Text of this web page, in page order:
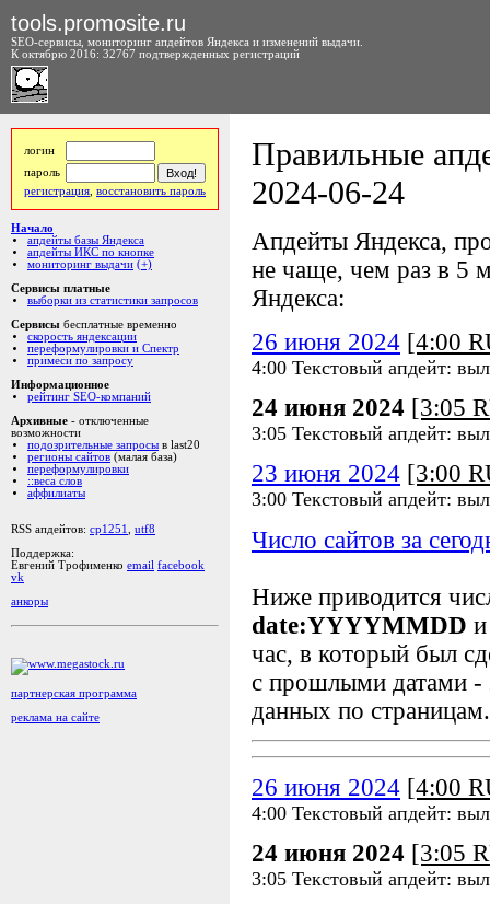
tools.promosite.ru
SEO-сервисы, мониторинг апдейтов Яндекса и изменений выдачи.
К октябрю 2016: 32767 подтвержденных регистраций
логин
пароль
регистрация восстановить пароль
Начало
апдейты базы Яндекса
апдейты ИКС по кнопке
мониторинг выдачи (+)
Сервисы платные
выборки из статистики запросов
Сервисы бесплатные временно
скорость яндексации
переформулировки и Спектр
примеси по запросу
Информационное
рейтинг SEO-компаний
Архивные - отключенные
возможности
подозрительные запросы в last20
регионы сайтов (малая база)
переформулировки
::веса слов
аффилиаты
RSS апдейтов: cp1251
utf8
Поддержка:
Евгений Трофименко email facebook
vk
анкоры
партнерская программа
реклама на сайте
Правильные
2024-06-24
Апдейты Яндекса,
не чаще, чем раз в 5
Яндекса:
26 июня 2024 [4:00
4:00 Текстовый апдейт:
24 июня 2024 [3:05
3:05 Текстовый апдейт:
23 июня 2024 [3:00
3:00 Текстовый апдейт:
Число сайтов за
Ниже приводится
date:YYYYMMDD
час, в который был
с прошлыми датами -
данных по страницам.
26 июня 2024 [4:00
4:00 Текстовый апдейт:
24 июня 2024 [3:05
3:05 Текстовый апдейт: